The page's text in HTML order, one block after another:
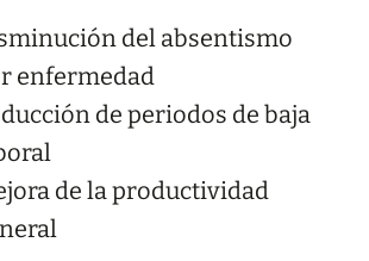
del absentismo
enfermedad
de periodos de baja
de la productividad